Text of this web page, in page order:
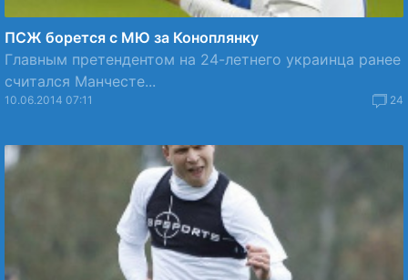
ПСЖ борется с МЮ за Коноплянку
Главным претендентом на 24-летнего украинца ранее
считался Манчесте...
10.06.2014 07:11 24